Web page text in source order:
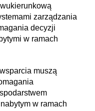
zarządzania
decyzji
w ramach
muszą
w ramach